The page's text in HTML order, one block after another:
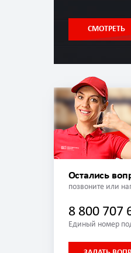
СМОТРЕТЬ
Остались
позвоните или
8 800 707
Единый номер